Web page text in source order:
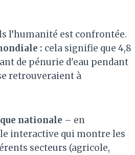
l’humanité est confrontée.
: cela signifie que 4,8
de pénurie d'eau pendant
retrouveraient à
nationale – en
interactive qui montre les
secteurs (agricole,